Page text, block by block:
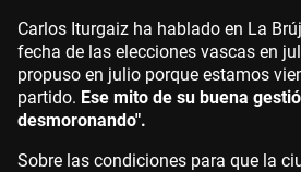
Carlos Iturgaiz ha hablado en La
fecha de las elecciones vascas en
propuso en julio porque estamos
partido. Ese mito de su buena
desmoronando".
Sobre las condiciones para que la